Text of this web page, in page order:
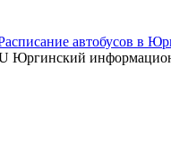
автобусов в
Юргинский